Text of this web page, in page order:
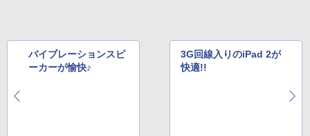
バイブレーションスピ
ーカーが愉快♪
3G回線入りのiPad 2が
快適!!